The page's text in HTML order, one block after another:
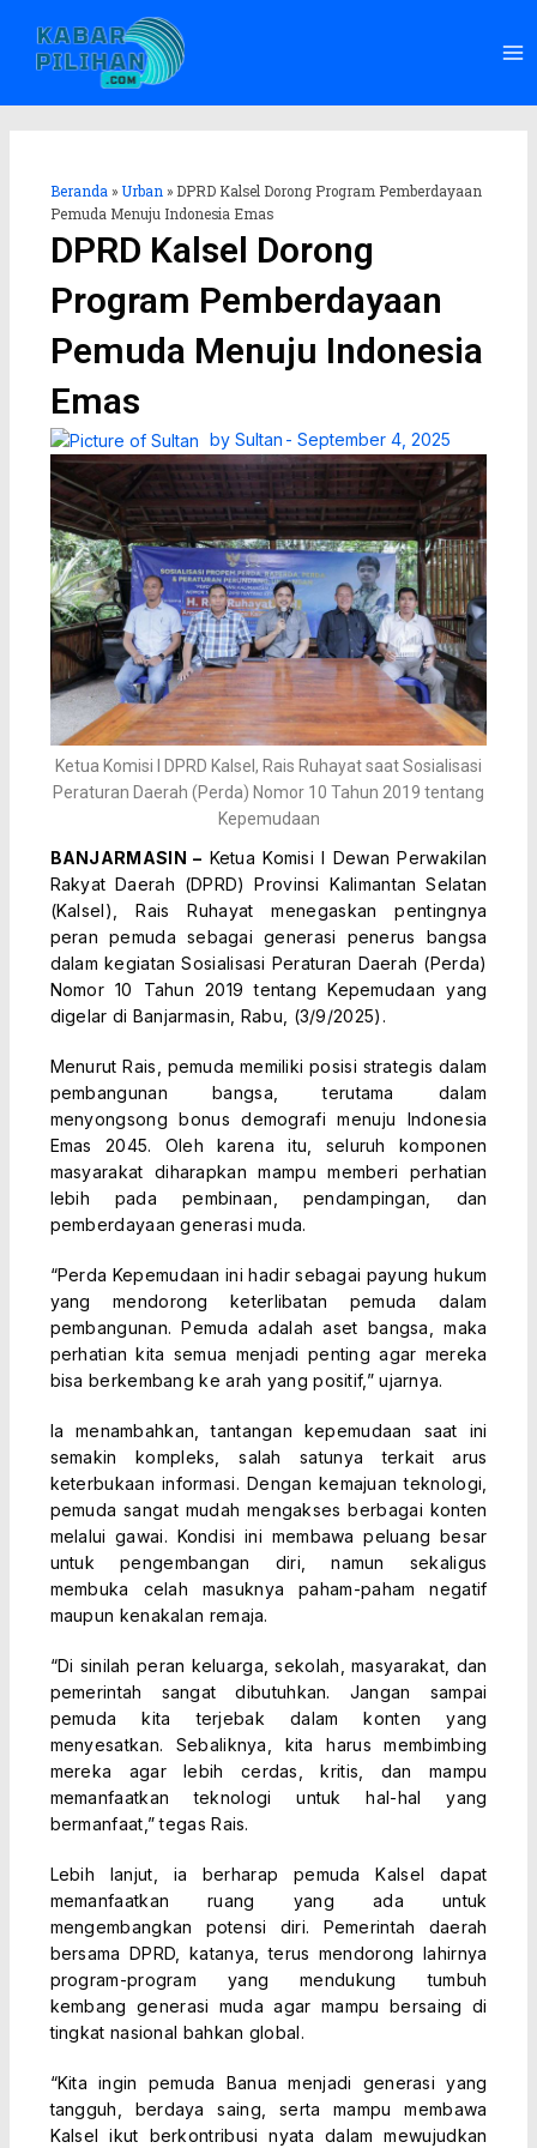
konten
Beranda » Urban » DPRD Kalsel Dorong Program Pemberdayaan
Pemuda Menuju Indonesia Emas
DPRD Kalsel Dorong
Program Pemberdayaan
Pemuda Menuju Indonesia
Emas
bySultan - September 4, 2025
Ketua Komisi I DPRD Kalsel, Rais Ruhayat saat Sosialisasi
Peraturan Daerah (Perda) Nomor 10 Tahun 2019 tentang
Kepemudaan
BANJARMASIN – Ketua Komisi I Dewan Perwakilan
Rakyat Daerah (DPRD) Provinsi Kalimantan Selatan
(Kalsel), Rais Ruhayat menegaskan pentingnya
peran pemuda sebagai generasi penerus bangsa
dalam kegiatan Sosialisasi Peraturan Daerah (Perda)
Nomor 10 Tahun 2019 tentang Kepemudaan yang
digelar di Banjarmasin, Rabu, (3/9/2025).
Menurut Rais, pemuda memiliki posisi strategis dalam
pembangunan bangsa, terutama dalam
menyongsong bonus demografi menuju Indonesia
Emas 2045. Oleh karena itu, seluruh komponen
masyarakat diharapkan mampu memberi perhatian
lebih pada pembinaan, pendampingan, dan
pemberdayaan generasi muda.
“Perda Kepemudaan ini hadir sebagai payung hukum
yang mendorong keterlibatan pemuda dalam
pembangunan. Pemuda adalah aset bangsa, maka
perhatian kita semua menjadi penting agar mereka
bisa berkembang ke arah yang positif,” ujarnya.
Ia menambahkan, tantangan kepemudaan saat ini
semakin kompleks, salah satunya terkait arus
keterbukaan informasi. Dengan kemajuan teknologi,
pemuda sangat mudah mengakses berbagai konten
melalui gawai. Kondisi ini membawa peluang besar
untuk pengembangan diri, namun sekaligus
membuka celah masuknya paham-paham negatif
maupun kenakalan remaja.
“Di sinilah peran keluarga, sekolah, masyarakat, dan
pemerintah sangat dibutuhkan. Jangan sampai
pemuda kita terjebak dalam konten yang
menyesatkan. Sebaliknya, kita harus membimbing
mereka agar lebih cerdas, kritis, dan mampu
memanfaatkan teknologi untuk hal-hal yang
bermanfaat,” tegas Rais.
Lebih lanjut, ia berharap pemuda Kalsel dapat
memanfaatkan ruang yang ada untuk
mengembangkan potensi diri. Pemerintah daerah
bersama DPRD, katanya, terus mendorong lahirnya
program-program yang mendukung tumbuh
kembang generasi muda agar mampu bersaing di
tingkat nasional bahkan global.
“Kita ingin pemuda Banua menjadi generasi yang
tangguh, berdaya saing, serta mampu membawa
Kalsel ikut berkontribusi nyata dalam mewujudkan